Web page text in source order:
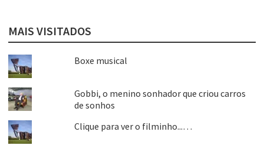
MAIS VISITADOS
Boxe musical
Gobbi, o menino sonhador que criou carros
de sonhos
Clique para ver o filminho...…